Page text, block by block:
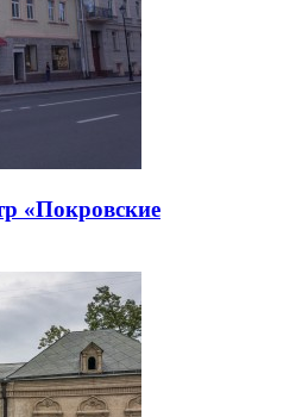
«Покровские